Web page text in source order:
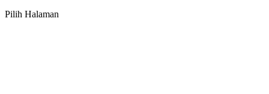
Pilih Halaman